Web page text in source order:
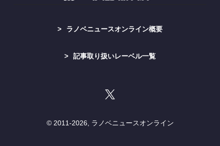
ラノベニュースオンライン概要
記事取り扱いレーベル一覧
© 2011-2026, ラノベニュースオンライン